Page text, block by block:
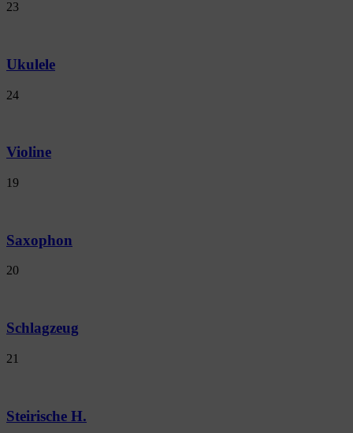
23
Ukulele
24
Violine
19
Saxophon
20
Schlagzeug
21
Steirische H.